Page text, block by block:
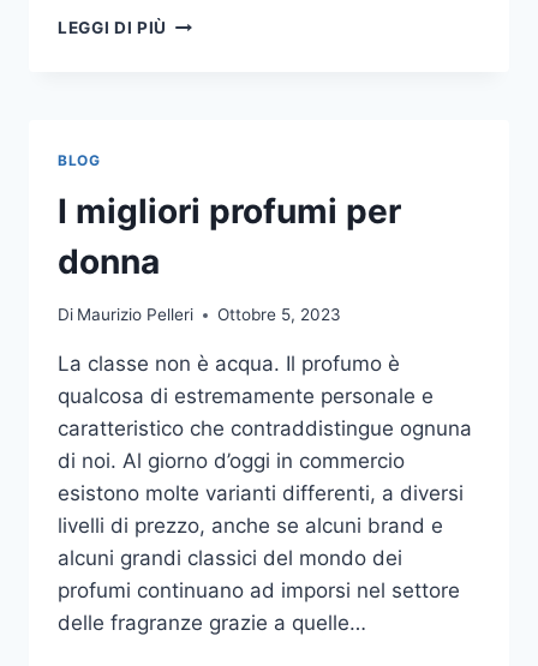
LEGGI DI PIÙ
VIDEO
BLOG
I migliori profumi per
donna
Di Maurizio Pelleri Ottobre 5, 2023
La classe non è acqua. Il profumo è
qualcosa di estremamente personale e
caratteristico che contraddistingue ognuna
di noi. Al giorno d’oggi in commercio
esistono molte varianti differenti, a diversi
livelli di prezzo, anche se alcuni brand e
alcuni grandi classici del mondo dei
profumi continuano ad imporsi nel settore
delle fragranze grazie a quelle…